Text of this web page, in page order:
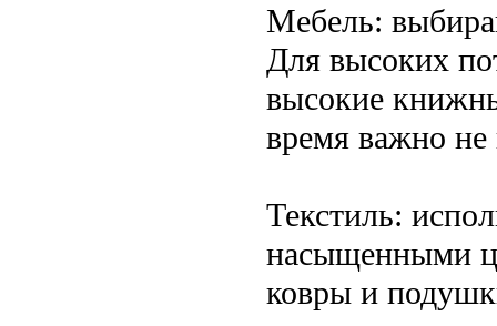
Мебель:
Для высоких
высокие
время важно не
Текстиль:
насыщенными
ковры и